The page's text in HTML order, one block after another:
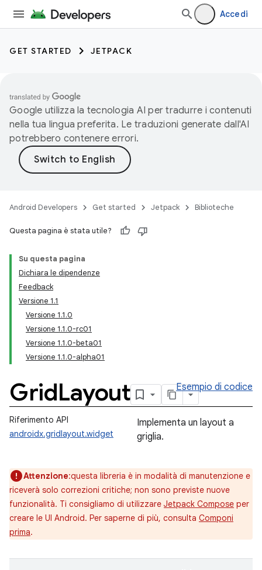
Accedi
GET STARTED JETPACK
Google utilizza la tecnologia AI per tradurre i contenuti
nella tua lingua preferita. Le traduzioni generate dall'AI
potrebbero contenere errori.
Android Developers Get started Jetpack Biblioteche
Questa pagina è stata utile?
Su questa pagina
Dichiara le dipendenze
Feedback
Versione 1.1
Versione 1.1.0
Versione 1.1.0-rc01
Versione 1.1.0-beta01
Versione 1.1.0-alpha01
GridLayout Esempio di codice
Riferimento API
androidx.gridlayout.widget
Implementa un layout a
griglia.
Attenzione:questa libreria è in modalità di manutenzione e
riceverà solo correzioni critiche; non sono previste nuove
funzionalità. Ti consigliamo di utilizzare Jetpack Compose per
creare le UI Android. Per saperne di più, consulta Componi
prima.